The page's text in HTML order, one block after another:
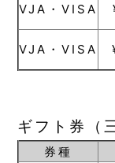
VJA・VISA
VJA・VISA
ギフト券（
券種